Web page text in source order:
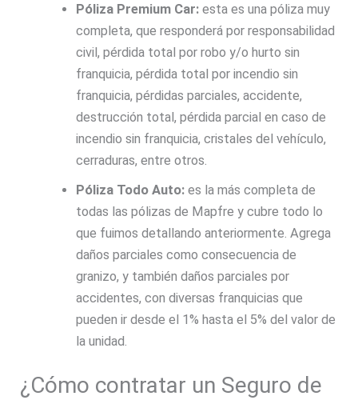
Póliza Premium Car:esta es una póliza muy
completa, que responderá por responsabilidad
civil, pérdida total por robo y/o hurto sin
franquicia, pérdida total por incendio sin
franquicia, pérdidas parciales, accidente,
destrucción total, pérdida parcial en caso de
incendio sin franquicia, cristales del vehículo,
cerraduras, entre otros.
Póliza Todo Auto:es la más completa de
todas las pólizas de Mapfre y cubre todo lo
que fuimos detallando anteriormente. Agrega
daños parciales como consecuencia de
granizo, y también daños parciales por
accidentes, con diversas franquicias que
pueden ir desde el 1% hasta el 5% del valor de
la unidad.
¿Cómo contratar un Seguro de